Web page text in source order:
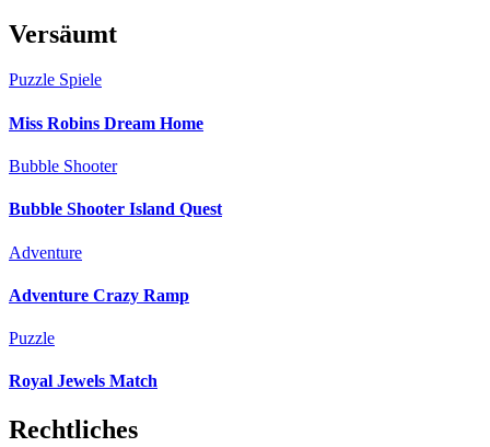
Versäumt
Puzzle Spiele
Miss Robins Dream Home
Bubble Shooter
Bubble Shooter Island Quest
Adventure
Adventure Crazy Ramp
Puzzle
Royal Jewels Match
Rechtliches